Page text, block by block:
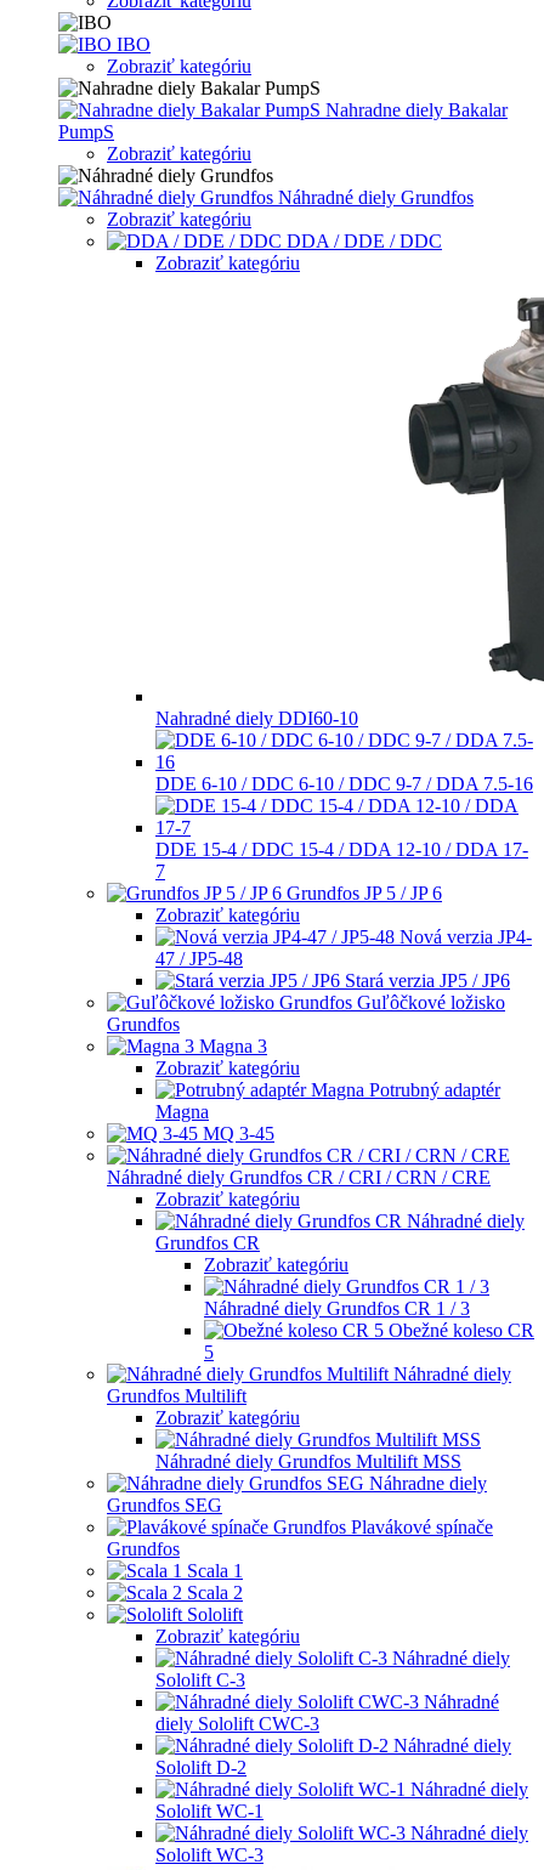
IBO
Zobraziť kategóriu
Nahradne diely Bakalar
PumpS
Zobraziť kategóriu
Náhradné diely Grundfos
Zobraziť kategóriu
DDA / DDE / DDC
Zobraziť kategóriu
Nahradné diely DDI60-10
DDE 6-10 / DDC 6-10 / DDC 9-7 / DDA 7.5-16
DDE 15-4 / DDC 15-4 / DDA 12-10 / DDA 17-
7
Grundfos JP 5 / JP 6
Zobraziť kategóriu
Nová verzia JP4-
47 / JP5-48
Stará verzia JP5 / JP6
Guľôčkové ložisko
Grundfos
Magna 3
Zobraziť kategóriu
Potrubný adaptér
Magna
MQ 3-45
Náhradné diely Grundfos CR / CRI / CRN / CRE
Zobraziť kategóriu
Náhradné diely
Grundfos CR
Zobraziť kategóriu
Náhradné diely Grundfos CR 1 / 3
Obežné koleso CR
5
Náhradné diely
Grundfos Multilift
Zobraziť kategóriu
Náhradné diely Grundfos Multilift MSS
Náhradne diely
Grundfos SEG
Plavákové spínače
Grundfos
Scala 1
Scala 2
Sololift
Zobraziť kategóriu
Náhradné diely
Sololift C-3
Náhradné
diely Sololift CWC-3
Náhradné diely
Sololift D-2
Náhradné diely
Sololift WC-1
Náhradné diely
Sololift WC-3